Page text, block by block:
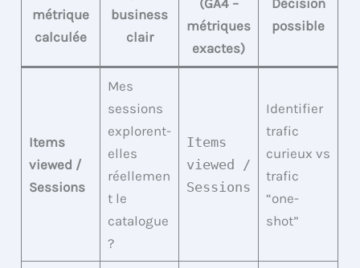
métrique
calculée
business
clair
métriques
exactes)
possible
Items
viewed /
Sessions
Mes
sessions
explorent-
elles
réellemen
t le
catalogue
?
Items
viewed /
Sessions
Identifier
trafic
curieux vs
trafic
“one-
shot”